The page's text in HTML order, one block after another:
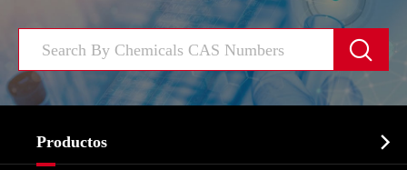

Productos 